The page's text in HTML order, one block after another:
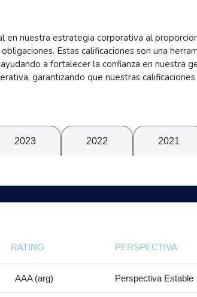
en nuestra estrategia corporativa al
Estas calificaciones son una
a fortalecer la confianza en nuestra
garantizando que nuestras
2023 2022 2021
RATING PERSPECTIVA
AAA (arg) Perspectiva Estable